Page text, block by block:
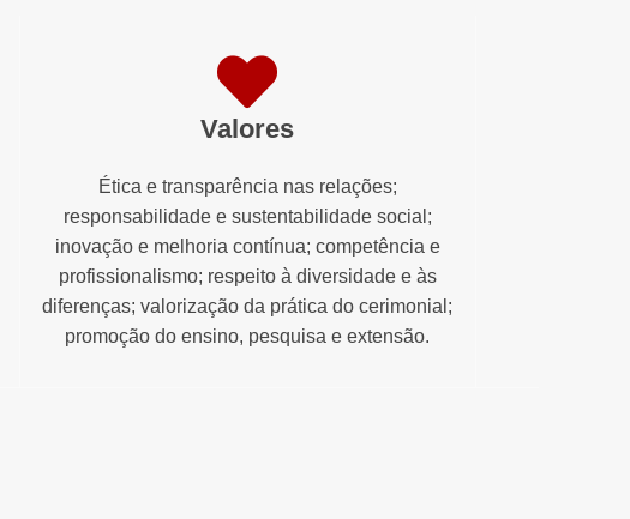
Valores
Ética e transparência nas relações;
responsabilidade e sustentabilidade social;
inovação e melhoria contínua; competência e
profissionalismo; respeito à diversidade e às
diferenças; valorização da prática do cerimonial;
promoção do ensino, pesquisa e extensão.